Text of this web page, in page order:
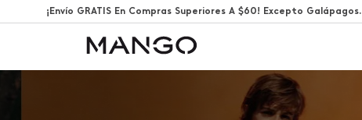
¡Envío GRATIS En Compras Superiores A $60! Excepto Galápagos.